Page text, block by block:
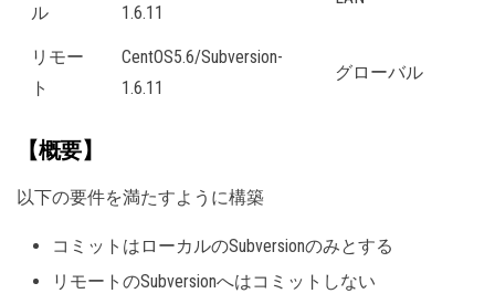
ル
1.6.11
リモー
ト
CentOS5.6/Subversion-
1.6.11
グローバル
【概要】
以下の要件を満たすように構築
コミットはローカルのSubversionのみとする
リモートのSubversionへはコミットしない